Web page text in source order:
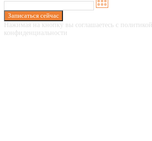
Записаться сейчас
Нажимая на кнопку вы соглашаетесь с политикой
конфиденциальности